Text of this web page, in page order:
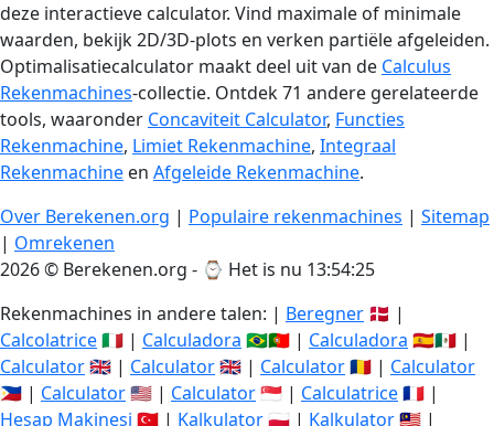
deze interactieve calculator. Vind maximale of minimale
waarden, bekijk 2D/3D-plots en verken partiële afgeleiden.
Optimalisatiecalculator maakt deel uit van de Calculus
Rekenmachines-collectie. Ontdek 71 andere gerelateerde
tools, waaronder Concaviteit Calculator, Functies
Rekenmachine, Limiet Rekenmachine, Integraal
Rekenmachine en Afgeleide Rekenmachine.
Over Berekenen.org | Populaire rekenmachines | Sitemap
| Omrekenen
2026 © Berekenen.org - ⌚ Het is nu 13:54:26
Rekenmachines in andere talen: | Beregner 🇩🇰 |
Calcolatrice🇮🇹 | Calculadora 🇧🇷🇵🇹 | Calculadora 🇪🇸🇲🇽 |
Calculator🇬🇧 | Calculator🇬🇧 | Calculator🇷🇴 | Calculator
🇵🇭 | Calculator🇺🇸 | Calculator🇸🇬 | Calculatrice🇫🇷 |
Hesap Makinesi 🇹🇷 | Kalkulator🇵🇱 | Kalkulator🇲🇾 |